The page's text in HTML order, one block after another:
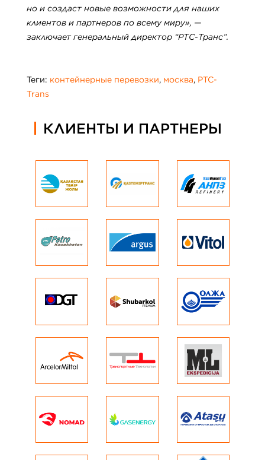
но и создаст новые возможности для наших
клиентов и партнеров по всему миру», —
заключает генеральный директор “PTC-Транс”.
Теги: контейнерные перевозки, москва, PTC-
Trans
КЛИЕНТЫ И ПАРТНЕРЫ